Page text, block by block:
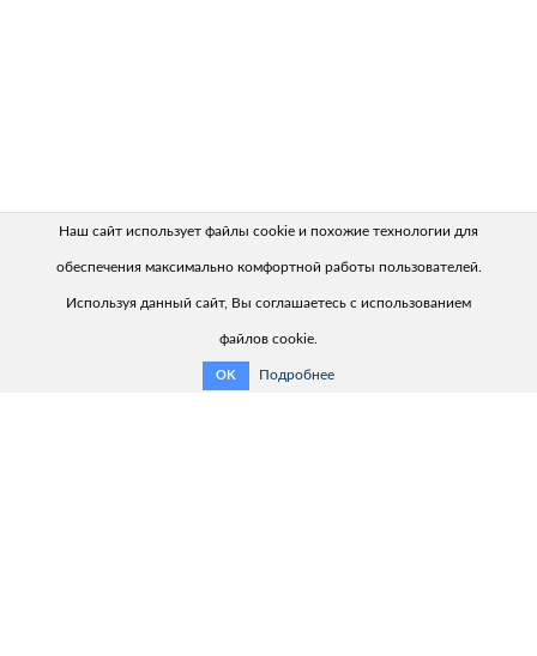
Наш сайт использует файлы cookie и похожие технологии для
обеспечения максимально комфортной работы пользователей.
Используя данный сайт, Вы соглашаетесь с использованием
файлов cookie.
OK Подробнее